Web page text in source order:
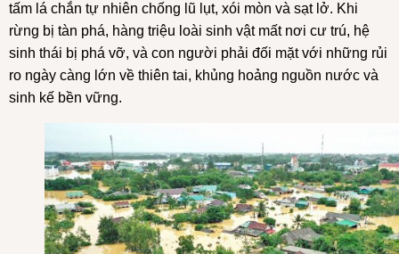
tấm lá chắn tự nhiên chống lũ lụt, xói mòn và sạt lở. Khi
rừng bị tàn phá, hàng triệu loài sinh vật mất nơi cư trú, hệ
sinh thái bị phá vỡ, và con người phải đối mặt với những rủi
ro ngày càng lớn về thiên tai, khủng hoảng nguồn nước và
sinh kế bền vững.